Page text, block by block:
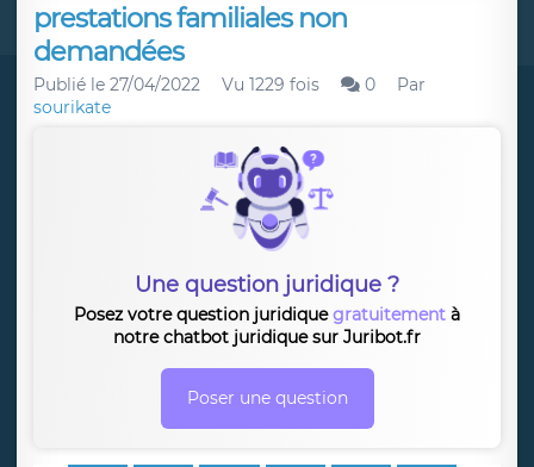
prestations familiales non
demandées
Publié le 27/04/2022 Vu 1229 fois 0
Par
sourikate
Une question juridique ?
Posez votre question juridiquegratuitement à
notre chatbot juridique sur Juribot.fr
Poser une question